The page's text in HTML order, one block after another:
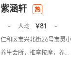
紫涵轩 热
- 人均 ￥81
-
仁和区宝兴北街26号宝灵
养生会所，推拿按摩，养...